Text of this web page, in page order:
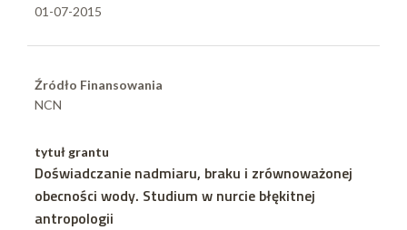
01-07-2015
Źródło Finansowania
NCN
tytuł grantu
Doświadczanie nadmiaru, braku i zrównoważonej
obecności wody. Studium w nurcie błękitnej
antropologii